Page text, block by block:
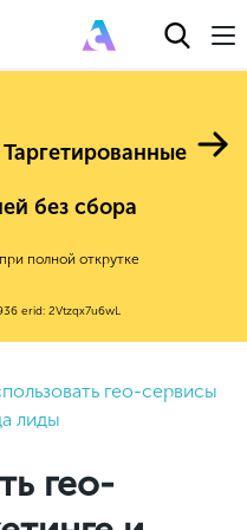
Calltouch
без сбора
полной открутке
erid: 2Vtzqx7u6wL
гео-сервисы
лиды
гео-